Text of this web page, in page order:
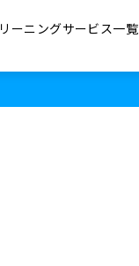
ーニングサービス一覧